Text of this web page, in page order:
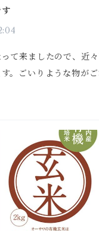
て来ましたので、近
。ごいりような物が
さると嬉しいです。宜